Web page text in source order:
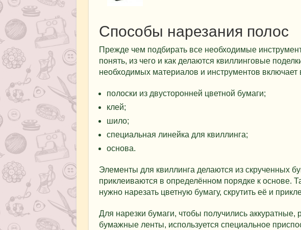
Способы нарезания полос
Прежде чем подбирать все необходимые
понять, из чего и как делаются квиллинговые
необходимых материалов и инструментов включает
полоски из двусторонней цветной бумаги;
клей;
шило;
специальная линейка для квиллинга;
основа.
Элементы для квиллинга делаются из скрученных
приклеиваются в определённом порядке к основе.
нужно нарезать цветную бумагу, скрутить её и
Для нарезки бумаги, чтобы получились
бумажные ленты, используется специальное